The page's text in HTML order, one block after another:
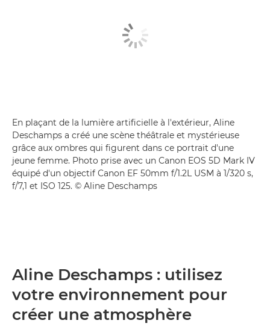
En plaçant de la lumière artificielle à l'extérieur, Aline
Deschamps a créé une scène théâtrale et mystérieuse
grâce aux ombres qui figurent dans ce portrait d'une
jeune femme. Photo prise avec un Canon EOS 5D Mark IV
équipé d'un objectif Canon EF 50mm f/1.2L USM à 1/320 s,
f/7,1 et ISO 125. © Aline Deschamps
Aline Deschamps : utilisez
votre environnement pour
créer une atmosphère